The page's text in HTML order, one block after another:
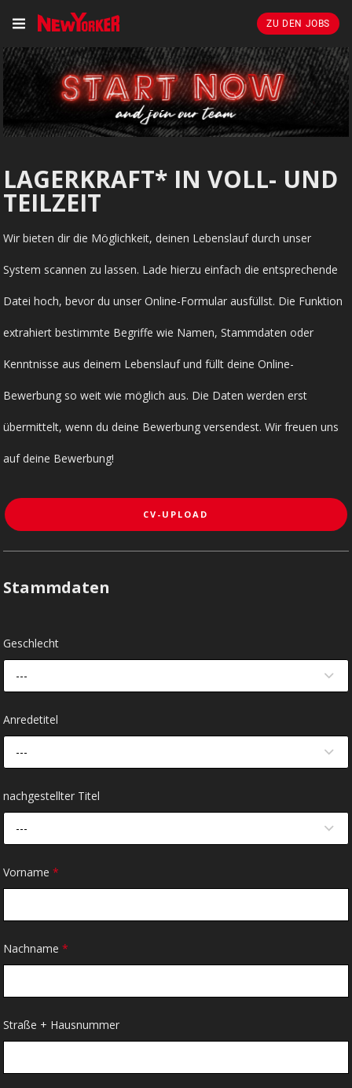
ZU DEN JOBS
LAGERKRAFT* IN VOLL- UND
TEILZEIT
Wir bieten dir die Möglichkeit, deinen Lebenslauf durch unser
System scannen zu lassen. Lade hierzu einfach die entsprechende
Datei hoch, bevor du unser Online-Formular ausfüllst. Die Funktion
extrahiert bestimmte Begriffe wie Namen, Stammdaten oder
Kenntnisse aus deinem Lebenslauf und füllt deine Online-
Bewerbung so weit wie möglich aus. Die Daten werden erst
übermittelt, wenn du deine Bewerbung versendest. Wir freuen uns
auf deine Bewerbung!
CV-UPLOAD
Stammdaten
Geschlecht
---
Anredetitel
---
nachgestellter Titel
---
Vorname*
Nachname*
Straße + Hausnummer